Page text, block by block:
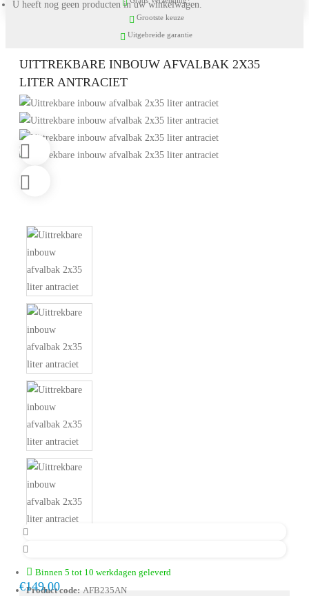
U heeft nog geen producten in uw winkelwagen.
Grootste keuze
Uitgebreide garantie
UITTREKBARE INBOUW AFVALBAK 2X35
LITER ANTRACIET
Binnen 5 tot 10 werkdagen geleverd
Product code: AFB235AN
€149,00